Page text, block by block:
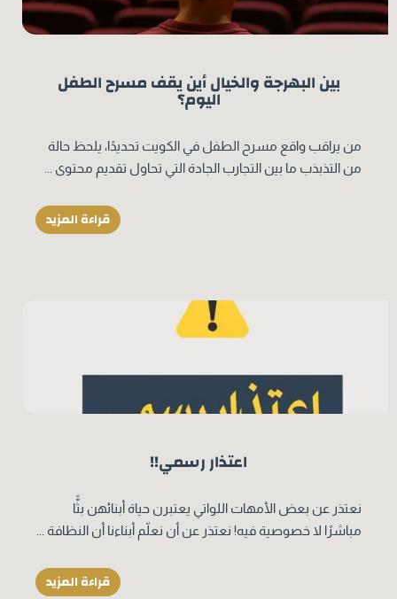
بين البهرجة والخيال أين يقف مسرح الطفل
اليوم؟
من يراقب واقع مسرح الطفل في الكويت تحديدًا، يلحظ حالة
من التذبذب ما بين التجارب الجادة التي تحاول تقديم محتوى ...
قراءة المزيد
اعتذار رسمي!!
نعتذر عن بعض الأمهات اللواتي يعتبرن حياة أبنائهن بثًّا
مباشرًا لا خصوصية فيه! نعتذر عن أن نعلّم أبناءنا أن النظافة ...
قراءة المزيد